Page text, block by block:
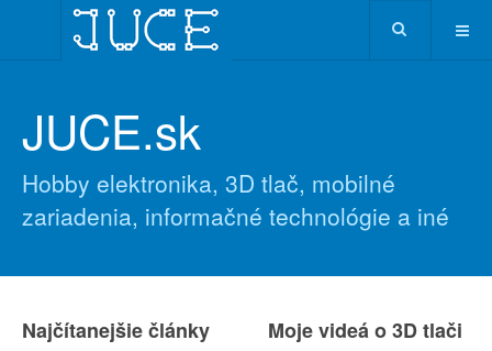
JUCE.sk
Hobby elektronika, 3D tlač, mobilné
zariadenia, informačné technológie a iné
Najčítanejšie články Moje videá o 3D tlači